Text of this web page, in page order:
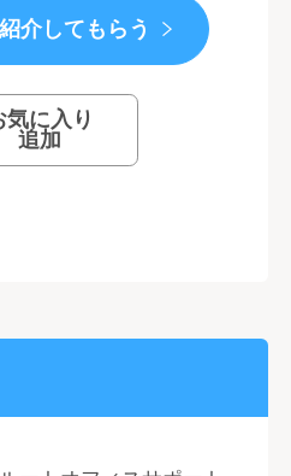
介してもらう
気に入り
追加